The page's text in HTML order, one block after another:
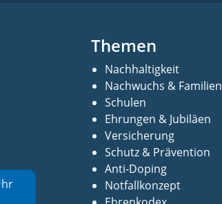
Themen
Nachhaltigkeit
Nachwuchs & Familien
Schulen
Ehrungen & Jubiläen
Versicherung
Schutz & Prävention
Anti-Doping
Notfallkonzept